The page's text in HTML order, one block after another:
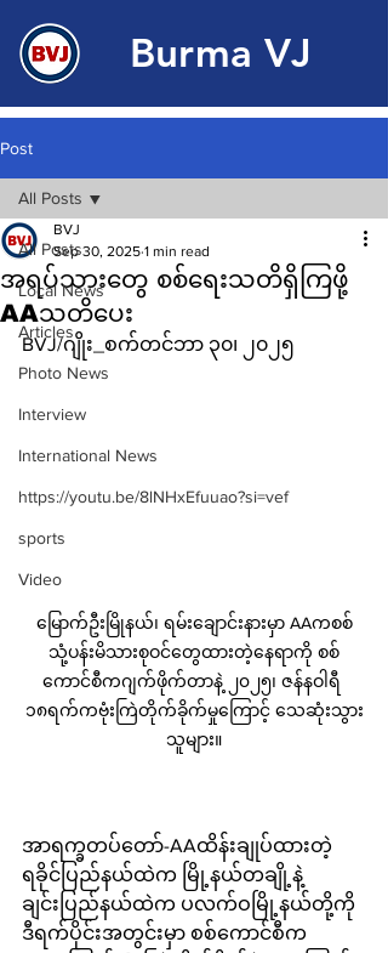
Burma VJ
Post
All Posts
Local News
Articles
Photo News
Interview
International News
https://youtu.be/8lNHxEfuuao?si=vef
sports
Video
All Posts
အရပ်သားတွေ စစ်ရေးသတိရှိကြဖို့
AAသတိပေး
BVJ
Sep 30, 2025 1 min read
BVJ/ဂျိုး_စက်တင်ဘာ ၃၀၊ ၂၀၂၅
မြောက်ဦးမြိုနယ်၊ ရမ်းချောင်းနားမှာ AAကစစ်
သုံ့ပန်းမိသားစုဝင်တွေထားတဲ့နေရာကို စစ်
ကောင်စီကဂျက်ဖိုက်တာနဲ့ ၂၀၂၅၊ ဇန်နဝါရီ
၁၈ရက်ကဗုံးကြဲတိုက်ခိုက်မှုကြောင့် သေဆုံးသွား
သူများ။
အာရက္ခတပ်တော်-AAထိန်းချုပ်ထားတဲ့
ရခိုင်ပြည်နယ်ထဲက မြို့နယ်တချို့နဲ့
ချင်းပြည်နယ်ထဲက ပလက်ဝမြို့နယ်တို့ကို
ဒီရက်ပိုင်းအတွင်းမှာ စစ်ကောင်စီက